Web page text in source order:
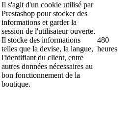
Il s'agit d'un cookie utilisé par
Prestashop pour stocker des
informations et garder la
session de l'utilisateur ouverte.
Il stocke des informations
telles que la devise, la langue,
l'identifiant du client, entre
autres données nécessaires au
bon fonctionnement de la
boutique.
480
heures